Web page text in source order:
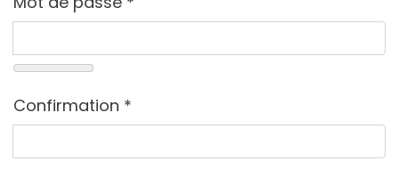
Confirmation *